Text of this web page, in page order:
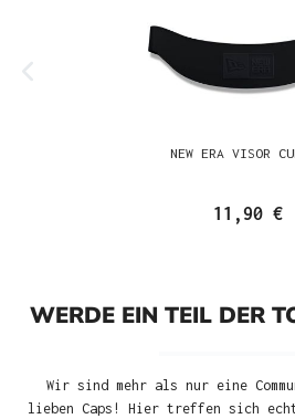
NEW ERA VISOR
11,90 €
WERDE EIN TEIL DER
Wir sind mehr als nur eine
lieben Caps! Hier treffen sich